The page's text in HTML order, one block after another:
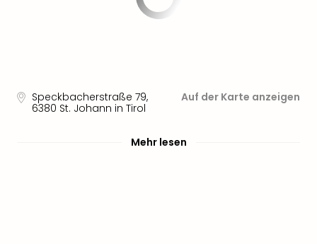
Speckbacherstraße 79,
6380 St. Johann in Tirol
Auf der Karte anzeigen
Mehr lesen